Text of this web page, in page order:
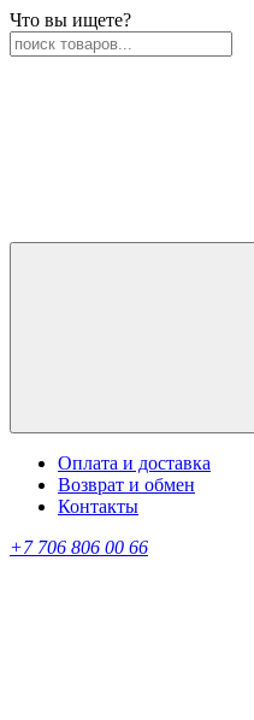
Что вы ищете?
Оплата и доставка
Возврат и обмен
Контакты
+7 706 806 00 66